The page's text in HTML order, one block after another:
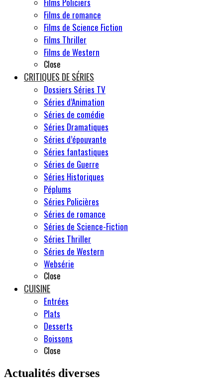
Films de romance
Films de Science Fiction
Films Thriller
Films de Western
Close
CRITIQUES DE SÉRIES
Dossiers Séries TV
Séries d’Animation
Séries de comédie
Séries Dramatiques
Séries d’épouvante
Séries fantastiques
Séries de Guerre
Séries Historiques
Péplums
Séries Policières
Séries de romance
Séries de Science-Fiction
Séries Thriller
Séries de Western
Websérie
Close
CUISINE
Entrées
Plats
Desserts
Boissons
Close
Actualités diverses